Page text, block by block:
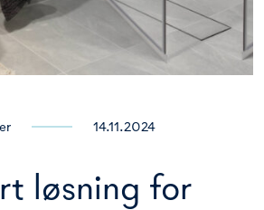
14.11.2024
løsning for